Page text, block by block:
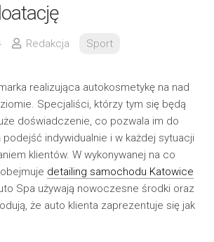
Redakcja Sport
realizująca autokosmetykę na nad
Specjaliści, którzy tym się będą
doświadczenie, co pozwala im do
indywidualnie i w każdej sytuacji
klientów. W wykonywanej na co
detailing samochodu Katowice
Spa używają nowoczesne środki oraz
że auto klienta zaprezentuje się jak